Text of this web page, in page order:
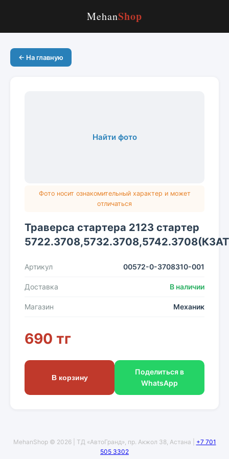
MehanShop
← На главную
Найти фото
Фото носит ознакомительный характер и может
отличаться
Траверса стартера 2123 стартер
Артикул 00572-0-3708310-001
Доставка В наличии
Магазин Механик
690 тг
В корзину
Поделиться в
WhatsApp
MehanShop © 2026 | ТД «АвтоГранд», пр. Акжол 38, Астана | +7 701
505 3302